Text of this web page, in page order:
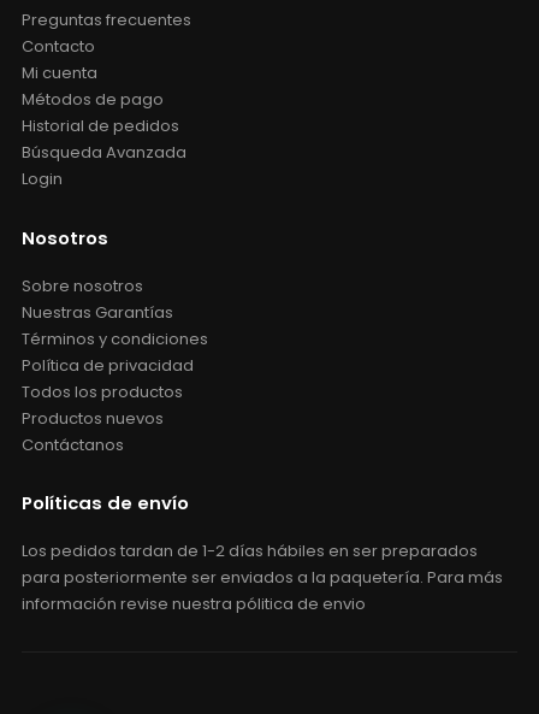
Preguntas frecuentes
Contacto
Mi cuenta
Métodos de pago
Historial de pedidos
Búsqueda Avanzada
Login
Nosotros
Sobre nosotros
Nuestras Garantías
Términos y condiciones
Política de privacidad
Todos los productos
Productos nuevos
Contáctanos
Políticas de envío
Los pedidos tardan de 1-2 días hábiles en ser preparados
para posteriormente ser enviados a la paquetería. Para más
información revise nuestra pólitica de envio